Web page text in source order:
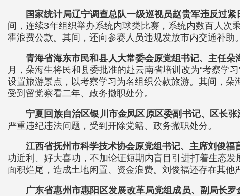
国家统计局辽宁调查总队一级巡视员赵贵军违反过紧
间，连续3年组织举办系统内球类比赛，系统内数百人次
霍浪费公款。其间，还向参赛人员违规发放市内交通补助
青海省海东市民和县人大常委会原党组书记、主任
月，朵海生将民和县委批准的赴云南省培训改为“考察学
设置旅游景点，以考察学习为名组织公款旅游。其间，
受到留党察看二年、政务撤职处分。
宁夏回族自治区银川市金凤区原区委副书记、区长张
严重违纪违法问题，受到开除党籍、政务撤职处分。
江西省抚州市科学技术协会原党组书记、主席刘俊福
功近利、好大喜功，不加论证短期内盲目引进打着生态
面积烂尾，造成土地闲置、资金浪费。刘俊福还存在其
广东省惠州市惠阳区发展改革局党组成员、副局长